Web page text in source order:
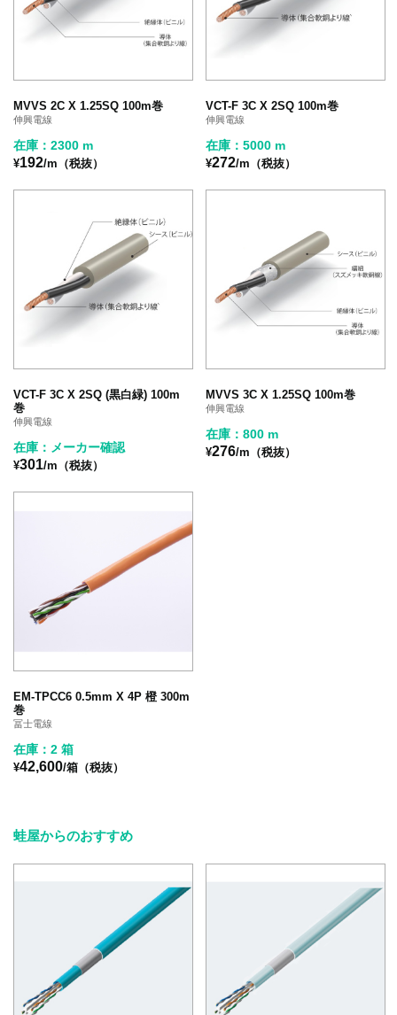
MVVS 2C X 1.25SQ 100m巻
伸興電線
在庫：2300 m
¥192/m（税抜）
VCT-F 3C X 2SQ 100m巻
伸興電線
在庫：5000 m
¥272/m（税抜）
VCT-F 3C X 2SQ (黒白緑) 100m
巻
伸興電線
在庫：メーカー確認
¥301/m（税抜）
MVVS 3C X 1.25SQ 100m巻
伸興電線
在庫：800 m
¥276/m（税抜）
EM-TPCC6 0.5mm X 4P 橙 300m
巻
冨士電線
在庫：2 箱
¥42,600/箱（税抜）
蛙屋からのおすすめ